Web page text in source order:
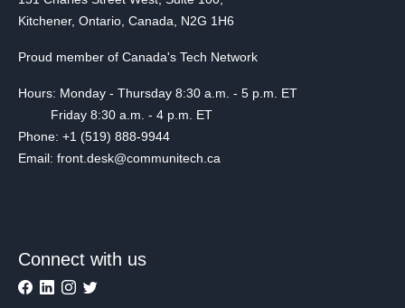
Kitchener, Ontario, Canada, N2G 1H6
Proud member of Canada's Tech Network
Hours: Monday - Thursday 8:30 a.m. - 5 p.m. ET
Friday 8:30 a.m. - 4 p.m. ET
Phone: +1 (519) 888-9944
Email: front.desk@communitech.ca
Connect with us